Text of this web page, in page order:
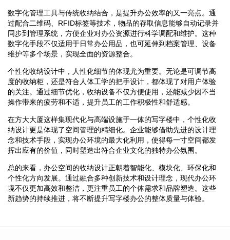
数字化管理工具与传统收纳结合，是提升办公效率的又一亮点。通
过配合二维码、RFID标签等技术，物品的存取信息能够自动记录并
同步到管理系统，方便企业对办公资源进行科学调配和维护。这种
数字化手段不仅适用于日常办公用品，也可延伸到档案管理、设备
维护等多个场景，实现全面的资源整合。
个性化收纳设计中，人性化细节的体现尤为重要。无论是可调节高
度的收纳柜，还是符合人体工学的把手设计，都体现了对用户体验
的关注。通过细节优化，收纳设备不仅方便使用，还能减少因不当
操作带来的疲劳和不适，提升员工的工作积极性和舒适感。
在方大大厦这样集现代化与高端设施于一体的写字楼中，个性化收
纳设计更是体现了空间管理的精细化。企业能够借助先进的设计理
念和技术手段，实现办公环境的最大化利用，使得每一寸空间都发
挥出应有的价值，同时塑造出符合企业文化的独特办公氛围。
总的来看，办公空间的收纳设计正朝着智能化、模块化、环保化和
个性化方向发展。通过融合多种创新技术和设计理念，现代办公环
境不仅更加高效和整洁，更注重员工的个体需求和品牌塑造。这些
新趋势的持续推进，将不断提升写字楼办公的整体质量与体验。